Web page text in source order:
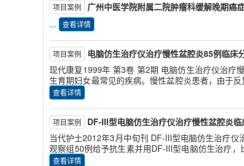
项目案例 广州中医学院附属二院肿瘤科缓解晚期癌
...
查看详情
项目案例 电脑仿生治疗仪治疗慢性盆腔炎85例临床
现代康复1999年 第3卷 第2期 电脑仿生治疗仪治疗
生育期妇女最常见的疾病。慢性盆腔炎患者，由于
查看详情
项目案例 DF-III型电脑仿生治疗仪治疗慢性盆腔炎
当代护士2012年3月中旬刊 DF-III型电脑仿生治疗
观察组50例给予抗生素并用DF-III型电脑仿生治疗，
查看详情